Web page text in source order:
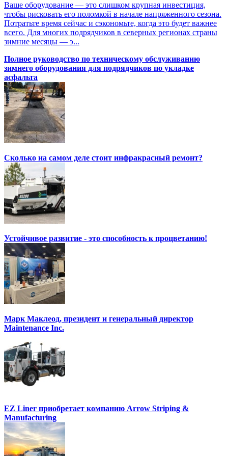
Ваше оборудование — это слишком крупная инвестиция,
чтобы рисковать его поломкой в начале напряженного сезона.
Потратьте время сейчас и сэкономьте, когда это будет важнее
всего. Для многих подрядчиков в северных регионах страны
зимние месяцы — э...
Полное руководство по техническому обслуживанию
зимнего оборудования для подрядчиков по укладке
асфальта
Сколько на самом деле стоит инфракрасный ремонт?
Устойчивое развитие - это способность к процветанию!
Марк Маклеод, президент и генеральный директор
Maintenance Inc.
EZ Liner приобретает компанию Arrow Striping &
Manufacturing